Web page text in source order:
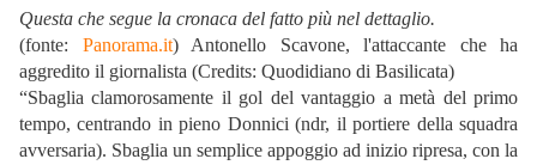
Questa che segue la cronaca del fatto più nel dettaglio.
(fonte: Panorama.it) Antonello Scavone, l'attaccante che ha
aggredito il giornalista (Credits: Quodidiano di Basilicata)
“Sbaglia clamorosamente il gol del vantaggio a metà del primo
tempo, centrando in pieno Donnici (ndr, il portiere della squadra
avversaria). Sbaglia un semplice appoggio ad inizio ripresa, con la